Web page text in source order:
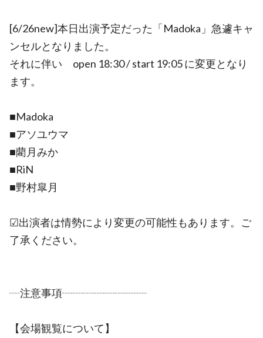
[6/26new]本日出演予定だった「Madoka」急遽キャ
ンセルとなりました。
それに伴い open 18:30 / start 19:05 に変更となり
ます。
■Madoka
■アソユウマ
■藺月みか
■RiN
■野村皐月
☑出演者は情勢により変更の可能性もあります。ご
了承ください。
┈注意事項┈┈┈┈┈┈┈┈
【会場観覧について】